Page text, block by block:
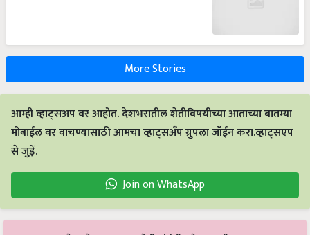
More Stories
आम्ही व्हाट्सअप वर आहोत. देशभरातील शेतीविषयीच्या आताच्या बातम्या
मोबाईल वर वाचण्यासाठी आमचा व्हाट्सअँप ग्रुपला जॉईन करा.व्हाट्सएप
से जुड़ें.
Join on WhatsApp